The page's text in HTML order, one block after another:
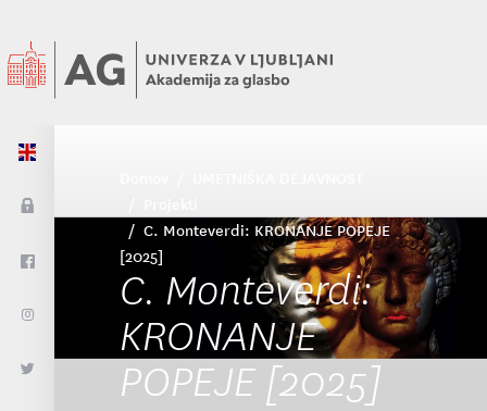
C. Monteverdi: KRONANJE POPEJE
[2025]
C. Monteverdi:
KRONANJE
POPEJE [2025]